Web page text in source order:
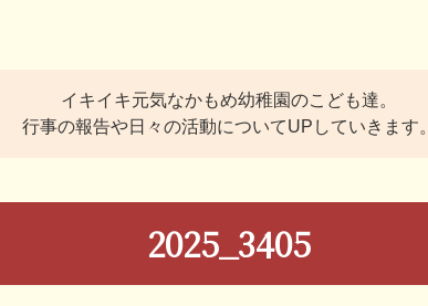
イキイキ元気なかもめ幼稚園のこども達。
行事の報告や日々の活動についてUPしていきます。
2025_3405